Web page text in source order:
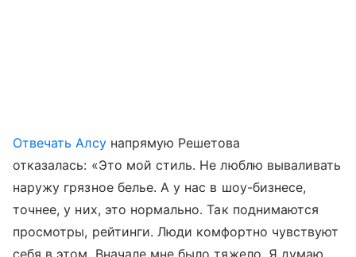
Отвечать Алсунапрямую Решетова
отказалась: «Это мой стиль. Не люблю вываливать
наружу грязное белье. А у нас в шоу-бизнесе,
точнее, у них, это нормально. Так поднимаются
просмотры, рейтинги. Люди комфортно чувствуют
себя в этом. Вначале мне было тяжело. Я думаю,